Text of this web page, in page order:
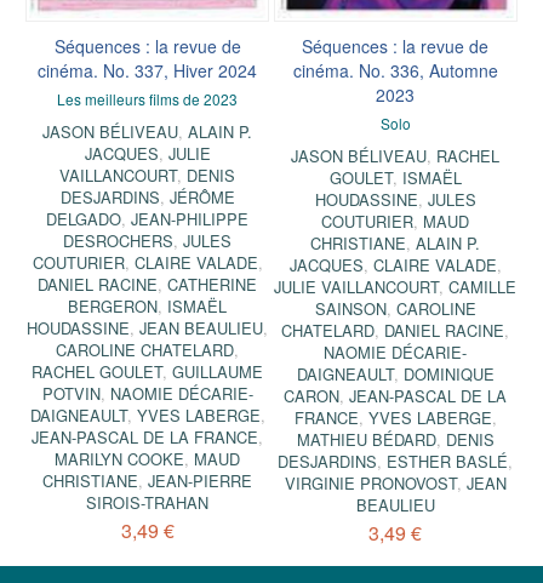
Séquences : la revue de
cinéma. No. 337, Hiver 2024
Les meilleurs films de 2023
JASON BÉLIVEAU,ALAIN P.
JACQUES, JULIE
VAILLANCOURT, DENIS
DESJARDINS, JÉRÔME
DELGADO,JEAN-PHILIPPE
DESROCHERS,JULES
COUTURIER, CLAIRE VALADE,
DANIEL RACINE,CATHERINE
BERGERON, ISMAËL
HOUDASSINE,JEAN BEAULIEU,
CAROLINE CHATELARD,
RACHEL GOULET,GUILLAUME
POTVIN, NAOMIE DÉCARIE-
DAIGNEAULT, YVES LABERGE,
JEAN-PASCAL DE LA FRANCE,
MARILYN COOKE, MAUD
CHRISTIANE,JEAN-PIERRE
SIROIS-TRAHAN
3,49 €
Séquences : la revue de
cinéma. No. 336, Automne
2023
Solo
JASON BÉLIVEAU, RACHEL
GOULET, ISMAËL
HOUDASSINE, JULES
COUTURIER, MAUD
CHRISTIANE,ALAIN P.
JACQUES, CLAIRE VALADE,
JULIE VAILLANCOURT,CAMILLE
SAINSON, CAROLINE
CHATELARD, DANIEL RACINE,
NAOMIE DÉCARIE-
DAIGNEAULT, DOMINIQUE
CARON,JEAN-PASCAL DE LA
FRANCE, YVES LABERGE,
MATHIEU BÉDARD, DENIS
DESJARDINS, ESTHER BASLÉ,
VIRGINIE PRONOVOST, JEAN
BEAULIEU
3,49 €